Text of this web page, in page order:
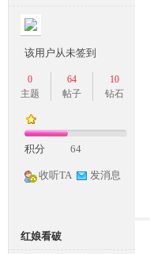
该用户从未签到
0
主题
64
帖子
10
钻石
积分 64
收听TA 发消息
红娘看破